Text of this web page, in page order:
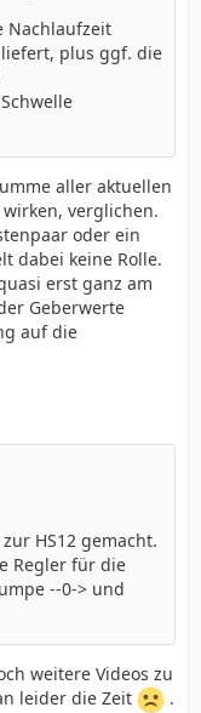
Nachlaufzeit
plus ggf. die
aller aktuellen
verglichen.
oder ein
dabei keine Rolle.
erst ganz am
Geberwerte
auf die
HS12 gemacht.
Regler für die
--0-> und
weitere Videos zu
leider die Zeit
.